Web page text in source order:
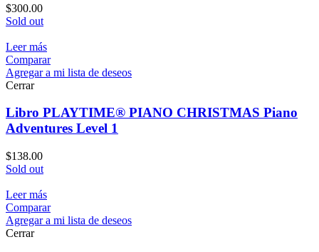
$300.00
Sold out
Leer más
Comparar
Agregar a mi lista de deseos
Cerrar
Libro PLAYTIME® PIANO CHRISTMAS Piano
Adventures Level 1
$138.00
Sold out
Leer más
Comparar
Agregar a mi lista de deseos
Cerrar